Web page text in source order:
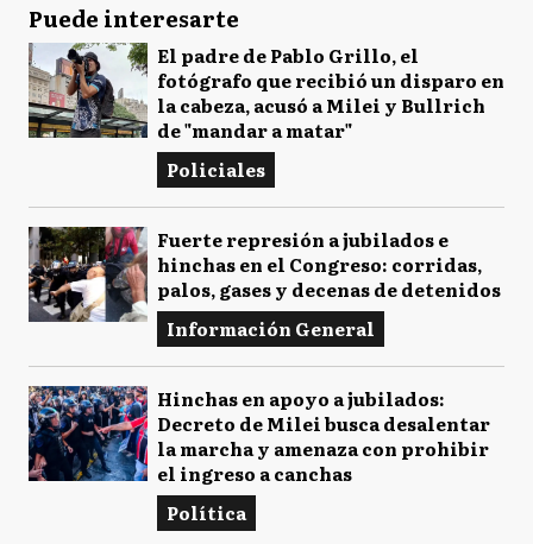
Puede interesarte
El padre de Pablo Grillo, el
fotógrafo que recibió un disparo en
la cabeza, acusó a Milei y Bullrich
de "mandar a matar"
Policiales
Fuerte represión a jubilados e
hinchas en el Congreso: corridas,
palos, gases y decenas de detenidos
Información General
Hinchas en apoyo a jubilados:
Decreto de Milei busca desalentar
la marcha y amenaza con prohibir
el ingreso a canchas
Política